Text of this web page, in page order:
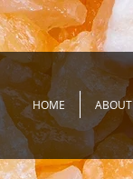
HOME ABOUT